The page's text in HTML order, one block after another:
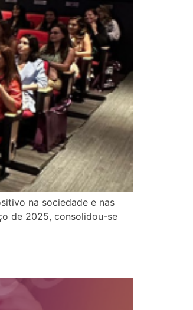
na sociedade e nas
de 2025, consolidou-se